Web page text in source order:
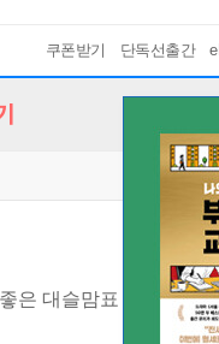
쿠폰받기 단독선출간
은 대슬맘표 아이주도